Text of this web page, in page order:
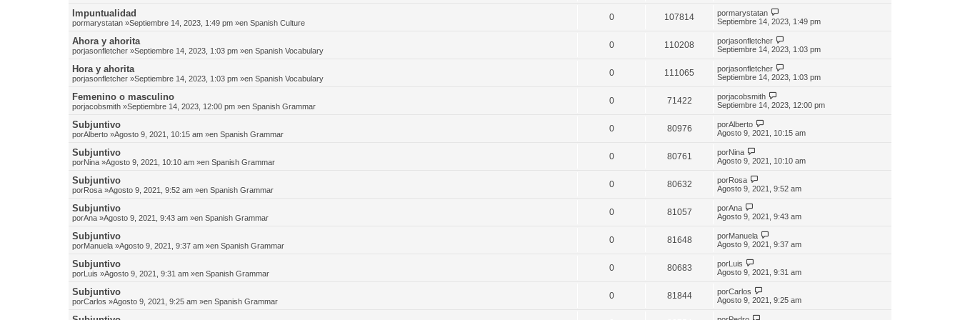
Impuntualidad
pormarystatan »Septiembre 14, 2023, 1:49 pm »en Spanish Culture
0 107814 pormarystatan
Septiembre 14, 2023, 1:49 pm
Ahora y ahorita
porjasonfletcher »Septiembre 14, 2023, 1:03 pm »en Spanish Vocabulary
0 110208 porjasonfletcher
Septiembre 14, 2023, 1:03 pm
Hora y ahorita
porjasonfletcher »Septiembre 14, 2023, 1:03 pm »en Spanish Vocabulary
0 111065 porjasonfletcher
Septiembre 14, 2023, 1:03 pm
Femenino o masculino
porjacobsmith »Septiembre 14, 2023, 12:00 pm »en Spanish Grammar
0 71422 porjacobsmith
Septiembre 14, 2023, 12:00 pm
Subjuntivo
porAlberto »Agosto 9, 2021, 10:15 am »en Spanish Grammar
0 80976 porAlberto
Agosto 9, 2021, 10:15 am
Subjuntivo
porNina »Agosto 9, 2021, 10:10 am »en Spanish Grammar
0 80761 porNina
Agosto 9, 2021, 10:10 am
Subjuntivo
porRosa »Agosto 9, 2021, 9:52 am »en Spanish Grammar
0 80632 porRosa
Agosto 9, 2021, 9:52 am
Subjuntivo
porAna »Agosto 9, 2021, 9:43 am »en Spanish Grammar
0 81057 porAna
Agosto 9, 2021, 9:43 am
Subjuntivo
porManuela »Agosto 9, 2021, 9:37 am »en Spanish Grammar
0 81648 porManuela
Agosto 9, 2021, 9:37 am
Subjuntivo
porLuis »Agosto 9, 2021, 9:31 am »en Spanish Grammar
0 80683 porLuis
Agosto 9, 2021, 9:31 am
Subjuntivo
porCarlos »Agosto 9, 2021, 9:25 am »en Spanish Grammar
0 81844 porCarlos
Agosto 9, 2021, 9:25 am